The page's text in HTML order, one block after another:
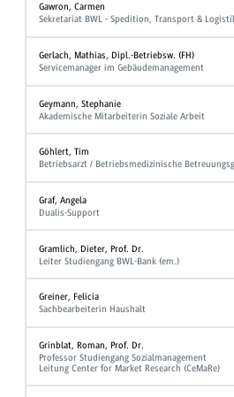
Gawron, Carmen
Sekretariat BWL - Spedition, Transport &
Gerlach, Mathias, Dipl.-Betriebsw. (FH)
Servicemanager im Gebäudemanagement
Geymann, Stephanie
Akademische Mitarbeiterin Soziale Arbeit
Göhlert, Tim
Betriebsarzt / Betriebsmedizinische
Graf, Angela
Dualis-Support
Gramlich, Dieter, Prof. Dr.
Leiter Studiengang BWL-Bank (em.)
Greiner, Felicia
Sachbearbeiterin Haushalt
Grinblat, Roman, Prof. Dr.
Professor Studiengang Sozialmanagement
Leitung Center for Market Research (CeMaRe)